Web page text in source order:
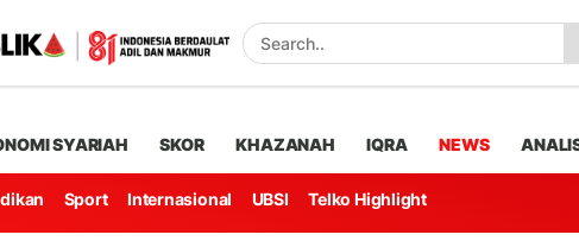
SYARIAH SKOR KHAZANAH IQRA NEWS
Sport Internasional UBSI Telko Highlight